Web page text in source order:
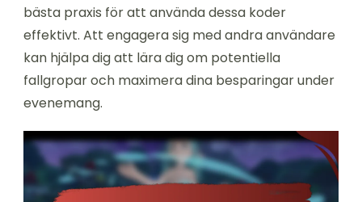
bästa praxis för att använda dessa koder
effektivt. Att engagera sig med andra användare
kan hjälpa dig att lära dig om potentiella
fallgropar och maximera dina besparingar under
evenemang.